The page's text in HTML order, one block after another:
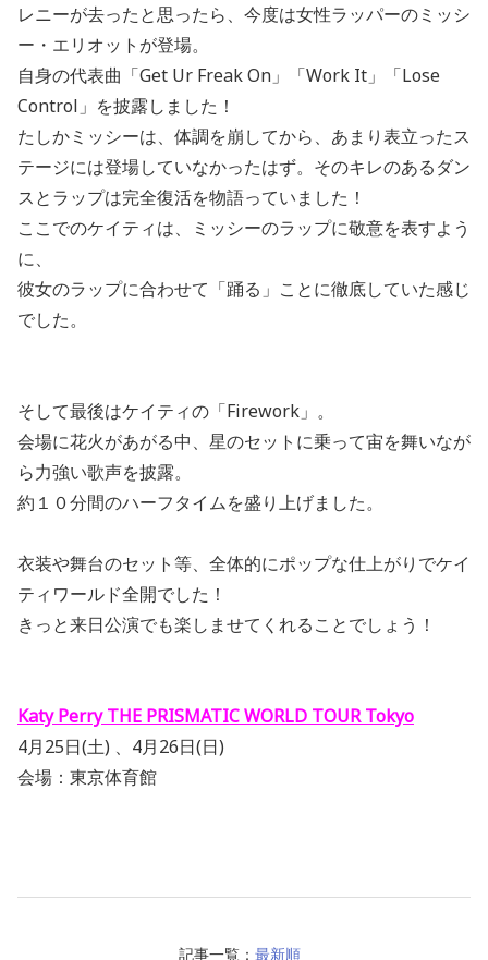
レニーが去ったと思ったら、今度は女性ラッパーのミッシ
ー・エリオットが登場。
自身の代表曲「Get Ur Freak On」「Work It」「Lose
Control」を披露しました！
たしかミッシーは、体調を崩してから、あまり表立ったス
テージには登場していなかったはず。そのキレのあるダン
スとラップは完全復活を物語っていました！
ここでのケイティは、ミッシーのラップに敬意を表すよう
に、
彼女のラップに合わせて「踊る」ことに徹底していた感じ
でした。
そして最後はケイティの「Firework」。
会場に花火があがる中、星のセットに乗って宙を舞いなが
ら力強い歌声を披露。
約１０分間のハーフタイムを盛り上げました。
衣装や舞台のセット等、全体的にポップな仕上がりでケイ
ティワールド全開でした！
きっと来日公演でも楽しませてくれることでしょう！
Katy Perry THE PRISMATIC WORLD TOUR Tokyo
4月25日(土) 、4月26日(日)
会場：東京体育館
記事一覧： 最新順